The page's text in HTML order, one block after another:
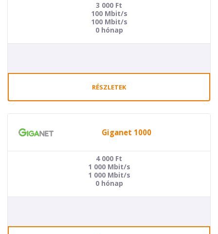
3 000 Ft
100 Mbit/s
100 Mbit/s
0 hónap
RÉSZLETEK
Giganet 1000
4 000 Ft
1 000 Mbit/s
1 000 Mbit/s
0 hónap